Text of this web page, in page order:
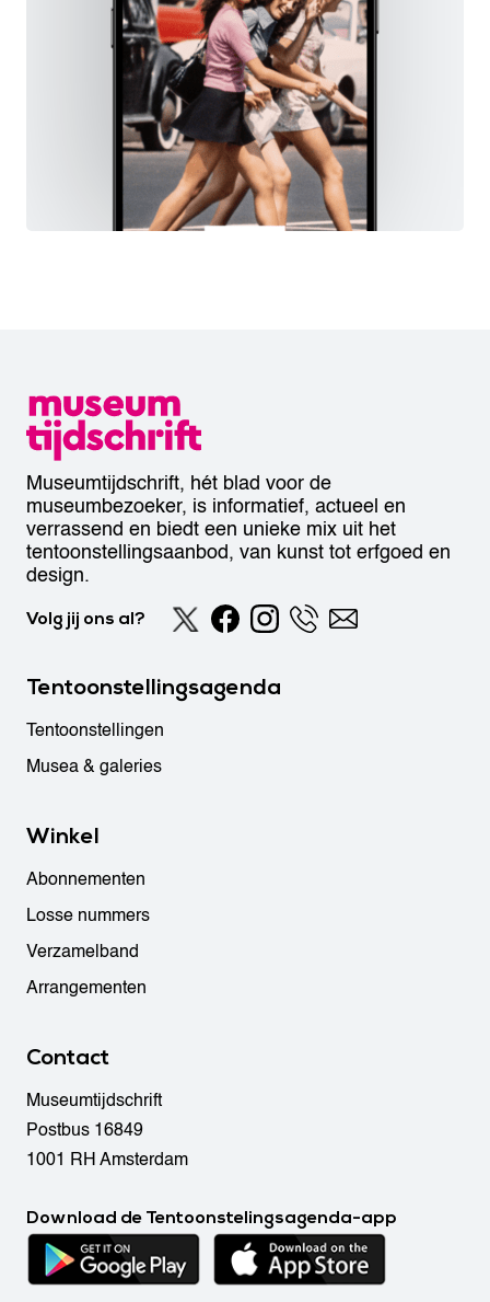
Museumtijdschrift, hét blad voor de
museumbezoeker, is informatief, actueel en
verrassend en biedt een unieke mix uit het
tentoonstellingsaanbod, van kunst tot erfgoed en
design.
Volg jij ons al?
Tentoonstellingsagenda
Tentoonstellingen
Musea & galeries
Winkel
Abonnementen
Losse nummers
Verzamelband
Arrangementen
Contact
Museumtijdschrift
Postbus 16849
1001 RH Amsterdam
Download de Tentoonstelingsagenda-app